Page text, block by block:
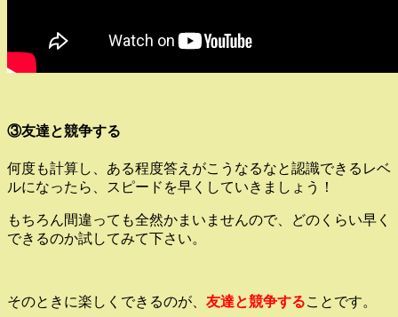
③友達と競争する
何度も計算し、ある程度答えがこうなるなと認識できるレベ
ルになったら、スピードを早くしていきましょう！
もちろん間違っても全然かまいませんので、どのくらい早く
できるのか試してみて下さい。
そのときに楽しくできるのが、 友達と競争することです。